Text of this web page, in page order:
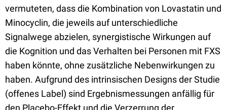
vermuteten, dass die Kombination von Lovastatin und
Minocyclin, die jeweils auf unterschiedliche
Signalwege abzielen, synergistische Wirkungen auf
die Kognition und das Verhalten bei Personen mit FXS
haben könnte, ohne zusätzliche Nebenwirkungen zu
haben. Aufgrund des intrinsischen Designs der Studie
(offenes Label) sind Ergebnismessungen anfällig für
den Placebo-Effekt und die Verzerrung der